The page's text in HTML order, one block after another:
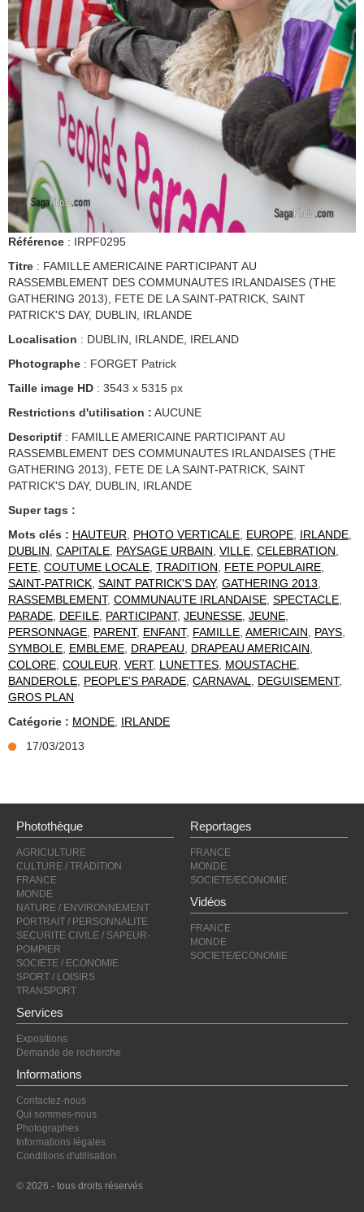
Référence : IRPF0295
Titre : FAMILLE AMERICAINE PARTICIPANT AU
RASSEMBLEMENT DES COMMUNAUTES IRLANDAISES (THE
GATHERING 2013), FETE DE LA SAINT-PATRICK, SAINT
PATRICK'S DAY, DUBLIN, IRLANDE
Localisation : DUBLIN, IRLANDE, IRELAND
Photographe : FORGET Patrick
Taille image HD : 3543 x 5315 px
Restrictions d'utilisation : AUCUNE
Descriptif : FAMILLE AMERICAINE PARTICIPANT AU
RASSEMBLEMENT DES COMMUNAUTES IRLANDAISES (THE
GATHERING 2013), FETE DE LA SAINT-PATRICK, SAINT
PATRICK'S DAY, DUBLIN, IRLANDE
Super tags :
Mots clés : HAUTEUR, PHOTO VERTICALE, EUROPE, IRLANDE,
DUBLIN, CAPITALE, PAYSAGE URBAIN, VILLE, CELEBRATION,
FETE, COUTUME LOCALE, TRADITION, FETE POPULAIRE,
SAINT-PATRICK, SAINT PATRICK'S DAY, GATHERING 2013,
RASSEMBLEMENT, COMMUNAUTE IRLANDAISE, SPECTACLE,
PARADE, DEFILE, PARTICIPANT, JEUNESSE, JEUNE,
PERSONNAGE, PARENT, ENFANT, FAMILLE, AMERICAIN, PAYS,
SYMBOLE, EMBLEME, DRAPEAU, DRAPEAU AMERICAIN,
COLORE, COULEUR, VERT, LUNETTES, MOUSTACHE,
BANDEROLE, PEOPLE'S PARADE, CARNAVAL, DEGUISEMENT,
GROS PLAN
Catégorie : MONDE, IRLANDE
17/03/2013
Photothèque
AGRICULTURE
CULTURE / TRADITION
FRANCE
MONDE
NATURE / ENVIRONNEMENT
PORTRAIT / PERSONNALITE
SECURITE CIVILE / SAPEUR-
POMPIER
SOCIETE / ECONOMIE
SPORT / LOISIRS
TRANSPORT
Reportages
FRANCE
MONDE
SOCIETE/ECONOMIE
Vidéos
FRANCE
MONDE
SOCIETE/ECONOMIE
Services
Expositions
Demande de recherche
Informations
Contactez-nous
Qui sommes-nous
Photographes
Informations légales
Conditions d'utilisation
© 2026 - tous droits réservés